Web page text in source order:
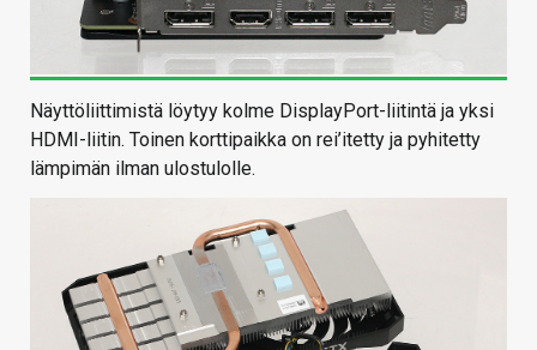
Näyttöliittimistä löytyy kolme DisplayPort-liitintä ja yksi
HDMI-liitin. Toinen korttipaikka on rei’itetty ja pyhitetty
lämpimän ilman ulostulolle.